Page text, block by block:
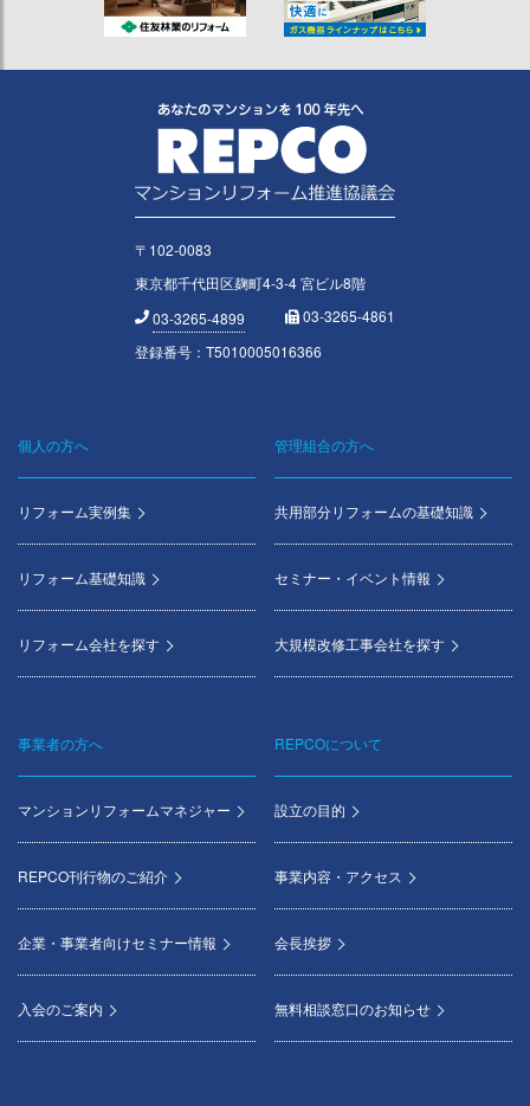
〒102-0083
東京都千代田区麹町4-3-4 宮ビル8階
03-3265-4899
03-3265-4861
登録番号：T5010005016366
Footer
menu
個人の方へ
リフォーム実例集
リフォーム基礎知識
リフォーム会社を探す
管理組合の方へ
共用部分リフォームの基礎知識
セミナー・イベント情報
大規模改修工事会社を探す
事業者の方へ
マンションリフォームマネジャー
REPCO刊行物のご紹介
企業・事業者向けセミナー情報
入会のご案内
REPCOについて
設立の目的
事業内容・アクセス
会長挨拶
無料相談窓口のお知らせ